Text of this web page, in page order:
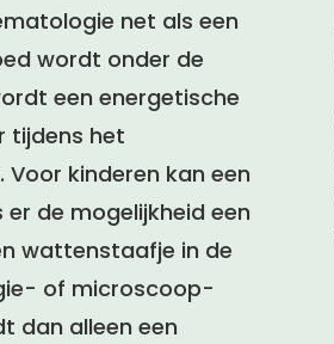
net als een
wordt onder de
een energetische
tijdens het
kinderen kan een
de mogelijkheid een
wattenstaafje in de
of microscoop-
dan alleen een